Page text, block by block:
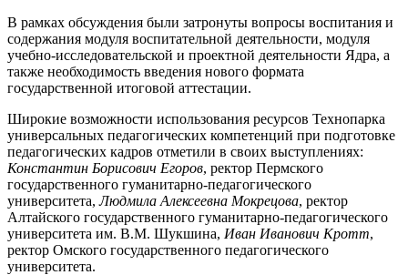
В рамках обсуждения были затронуты вопросы воспитания и
содержания модуля воспитательной деятельности, модуля
учебно-исследовательской и проектной деятельности Ядра, а
также необходимость введения нового формата
государственной итоговой аттестации.
Широкие возможности использования ресурсов Технопарка
универсальных педагогических компетенций при подготовке
педагогических кадров отметили в своих выступлениях:
Константин Борисович Егоров, ректор Пермского
государственного гуманитарно-педагогического
университета,Людмила Алексеевна Мокрецова, ректор
Алтайского государственного гуманитарно-педагогического
университета им. В.М. Шукшина, Иван Иванович Кротт,
ректор Омского государственного педагогического
университета.